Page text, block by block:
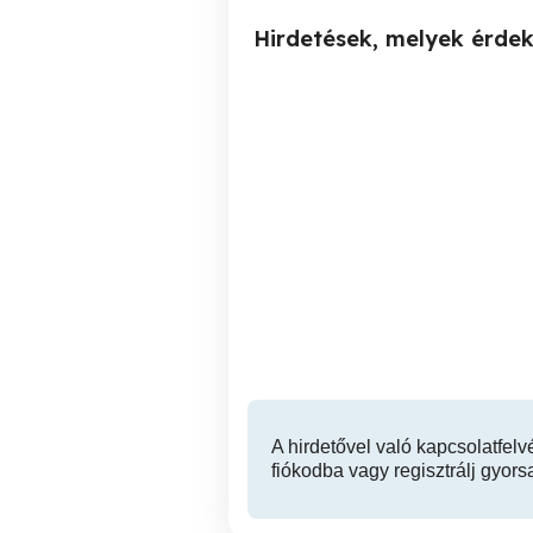
Hirdetések, melyek
A hirdetővel való
fiókodba vagy regisztrálj